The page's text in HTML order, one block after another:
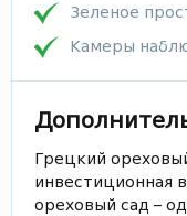
Зеленое
Камеры
Грецкий
инвестиционная
ореховый сад –